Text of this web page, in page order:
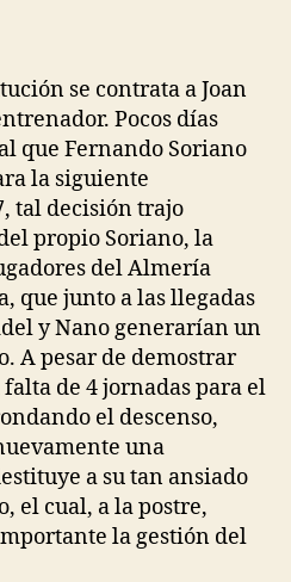
se contrata a Joan
Pocos días
que Fernando Soriano
la siguiente
tal decisión trajo
propio Soriano, la
del Almería
que junto a las llegadas
y Nano generarían un
A pesar de demostrar
de 4 jornadas para el
el descenso,
una
a su tan ansiado
el cual, a la postre,
la gestión del